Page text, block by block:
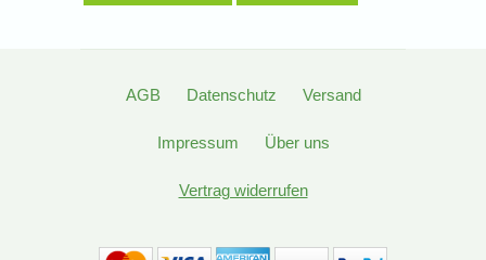
AGB Datenschutz Versand
Impressum Über uns
Vertrag widerrufen